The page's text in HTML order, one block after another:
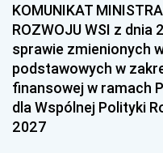
KOMUNIKAT
ROZWOJU WSI z dnia
sprawie zmienionych
podstawowych w
finansowej w ramach
dla Wspólnej Polityki
2027